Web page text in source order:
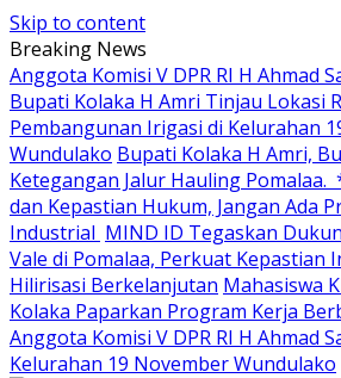
Skip to content
Breaking News
Anggota Komisi V DPR RI H Ahmad
Bupati Kolaka H Amri Tinjau Lokasi
Pembangunan Irigasi di Kelurahan
Wundulako Bupati Kolaka H Amri,
Ketegangan Jalur Hauling
dan Kepastian Hukum, Jangan Ada
Industrial MIND ID Tegaskan
Vale di Pomalaa, Perkuat Kepastian
Hilirisasi Berkelanjutan Mahasiswa
Kolaka Paparkan Program Kerja
Anggota Komisi V DPR RI H Ahmad
Kelurahan 19 November Wundulako